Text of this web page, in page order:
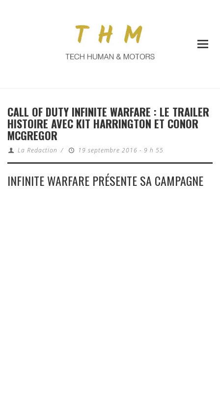
CALL OF DUTY INFINITE WARFARE : LE TRAILER
HISTOIRE AVEC KIT HARRINGTON ET CONOR
MCGREGOR
La Redaction / 19 septembre 2016 - 9 h 55
INFINITE WARFARE PRÉSENTE SA CAMPAGNE